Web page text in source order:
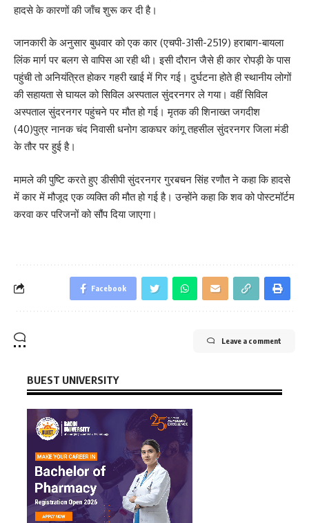
हादसे के कारणों की जाँच शुरू कर दी है।
जानकारी के अनुसार बुधवार को एक कार (एचपी-31सी-2519) हराबाग-बायला
लिंक मार्ग पर बलग से वापिस आ रही थी। इसी दौरान जैसे ही कार रोपड़ी के पास
पहुंची तो अनियंत्रित होकर गहरी खाई में गिर गई। दुर्घटना होते ही स्थानीय लोगों
की सहायता से घायल को सिविल अस्पताल सुंदरनगर ले गया। वहीं सिविल
अस्पताल सुंदरनगर पहुंचने पर मौत हो गई। मृतक की शिनाख्त जगदीश
(40)पुत्र नानक चंद निवासी धनोग डाकघर कांगू तहसील सुंदरनगर जिला मंडी
के तौर पर हुई है।
मामले की पुष्टि करते हुए डीसीपी सुंदरनगर गुरबचन सिंह रणौत ने कहा कि हादसे
में कार में मौजूद एक व्यक्ति की मौत हो गई है। उन्होंने कहा कि शव को पोस्टमॉर्टम
करवा कर परिजनों को सौंप दिया जाएगा।
Facebook
Leave a comment
BUEST UNIVERSITY